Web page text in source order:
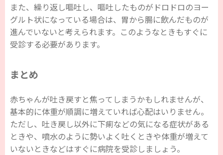
また、繰り返し嘔吐し、嘔吐したものがドロドロのヨー
グルト状になっている場合は、胃から腸に飲んだものが
進んでいないと考えられます。このようなときもすぐに
受診する必要があります。
まとめ
赤ちゃんが吐き戻すと焦ってしまうかもしれませんが、
基本的に体重が順調に増えていれば心配はいりません。
ただし、吐き戻し以外に下痢などの気になる症状がある
ときや、噴水のように勢いよく吐くときや体重が増えて
いないときなどはすぐに病院を受診しましょう。